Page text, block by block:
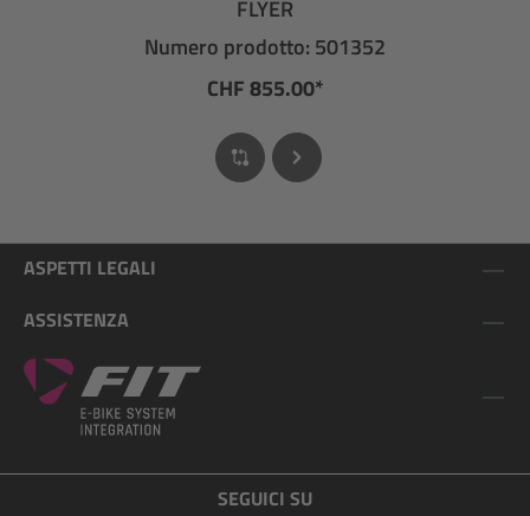
FLYER
Numero prodotto: 501352
CHF 855.00*
ASPETTI LEGALI
ASSISTENZA
SEGUICI SU